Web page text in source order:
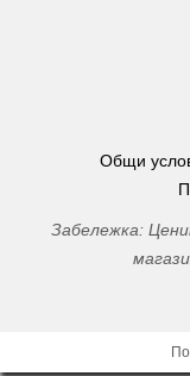
Общи
Забележка: